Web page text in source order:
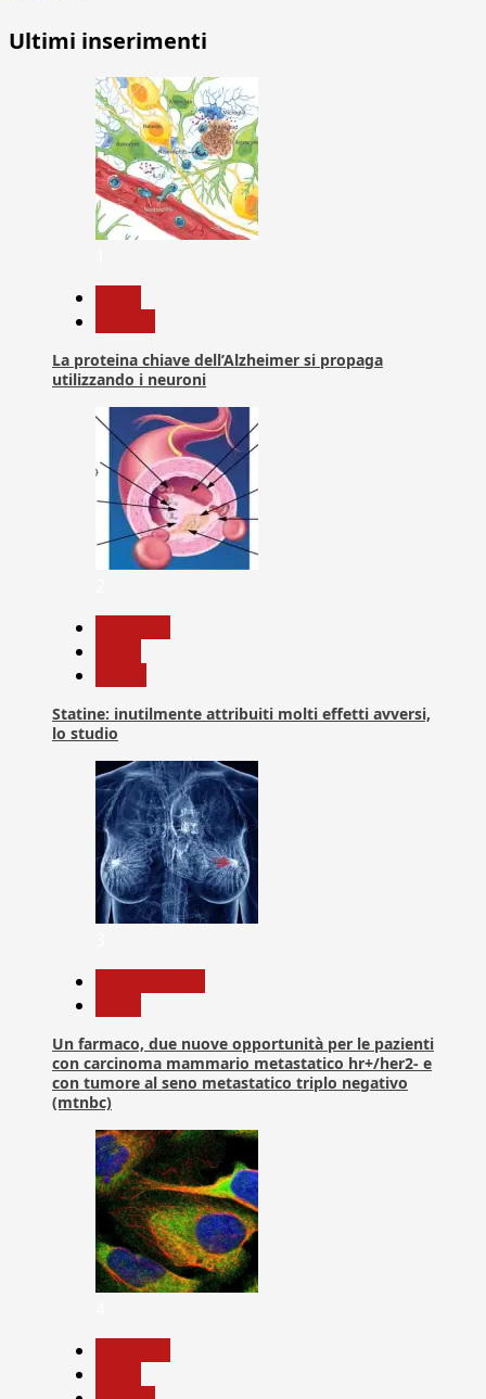
Ultimi inserimenti
La proteina chiave dell’Alzheimer si propaga
utilizzando i neuroni
Statine: inutilmente attribuiti molti effetti avversi,
lo studio
Un farmaco, due nuove opportunità per le pazienti
con carcinoma mammario metastatico hr+/her2- e
con tumore al seno metastatico triplo negativo
(mtnbc)